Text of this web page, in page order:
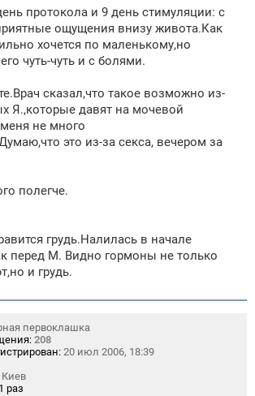
протокола и 9 день стимуляции: с
ощущения внизу живота.Как
хочется по маленькому,но
чуть-чуть и с болями.
сказал,что такое возможно из-
Я.,которые давят на мочевой
не много
это из-за секса, вечером за
полегче.
грудь.Налилась в начале
перед М. Видно гормоны не только
и грудь.
первоклашка
208
20 июл 2006, 18:39
Киев
1 раз